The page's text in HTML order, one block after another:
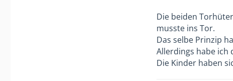
Die beiden
musste ins Tor.
Das selbe Prinzip
Allerdings habe
Die Kinder haben